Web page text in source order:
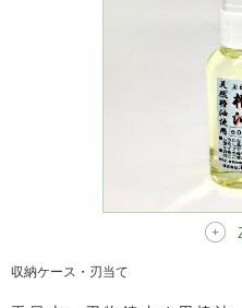
収納ケース・刃当て